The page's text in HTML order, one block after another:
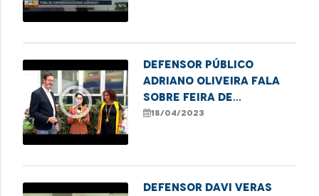
Imperatriz
play_circle_outline
Defensor público
Adriano Oliveira fala
sobre Feira de
Empreendedorismo
18/04/2023
Defensor Davi Veras